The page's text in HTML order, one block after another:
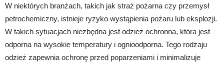
W niektórych branżach, takich jak straż pożarna czy przemysł
petrochemiczny, istnieje ryzyko wystąpienia pożaru lub eksplozji.
W takich sytuacjach niezbędna jest odzież ochronna, która jest
odporna na wysokie temperatury i ognioodporna. Tego rodzaju
odzież zapewnia ochronę przed poparzeniami i minimalizuje